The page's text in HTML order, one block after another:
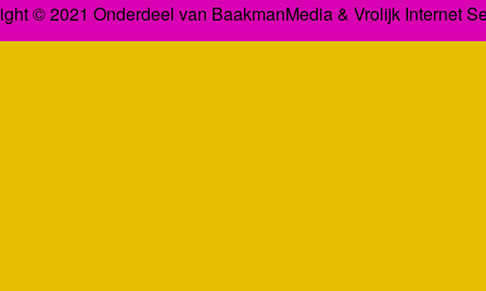
© 2021 Onderdeel van BaakmanMedia& Vrolijk Internet